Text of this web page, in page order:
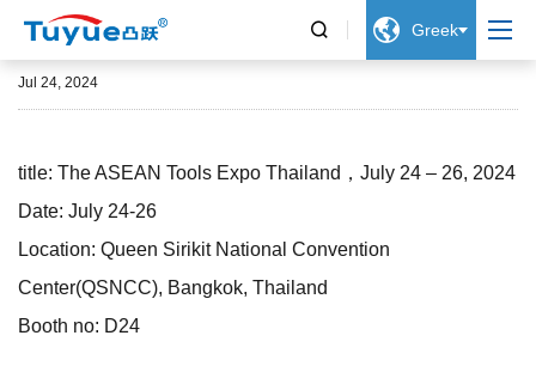
  Greek
ASEAN Tools Expo Thailand 2024
Jul 24, 2024
title: The ASEAN Tools Expo Thailand，July 24 – 26, 2024
Date: July 24-26
Location: Queen Sirikit National Convention
Center(QSNCC), Bangkok, Thailand
Booth no: D24